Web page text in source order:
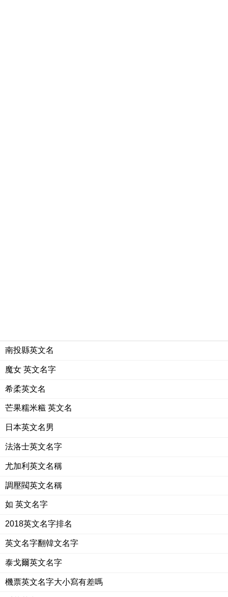
南投縣英文名
魔女 英文名字
希柔英文名
芒果糯米糍 英文名
日本英文名男
法洛士英文名字
尤加利英文名稱
調壓閥英文名稱
如 英文名字
2018英文名字排名
英文名字翻韓文名字
泰戈爾英文名字
機票英文名字大小寫有差嗎